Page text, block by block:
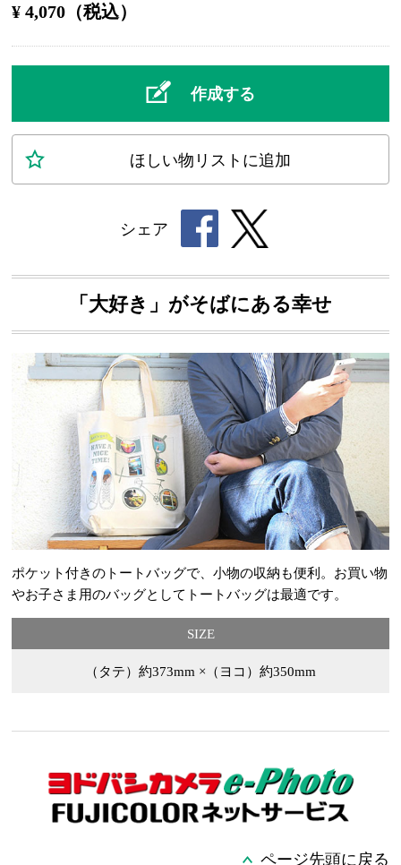
¥ 4,070（税込）
作成する
ほしい物 リスト に追加
シェア
「大好き」がそばにある幸せ
ポケット付きのトートバッグで、小物の収納も便利。お買い物
やお子さま用のバッグとしてトートバッグは最適です。
SIZE
（タテ）約373mm ×（ヨコ）約350mm
ページ先頭に戻る